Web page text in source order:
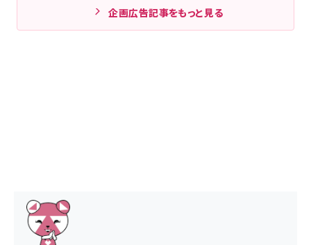
企画広告記事をもっと見る